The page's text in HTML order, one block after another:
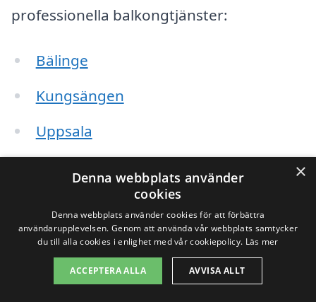
professionella balkongtjänster:
Bälinge
Kungsängen
Uppsala
Granby
Storvreta
×
Denna webbplats använder
cookies
Denna webbplats använder cookies för att förbättra
användarupplevelsen. Genom att använda vår webbplats samtycker
du till alla cookies i enlighet med vår cookiepolicy. Läs mer
ACCEPTERA ALLA AVVISA ALLT